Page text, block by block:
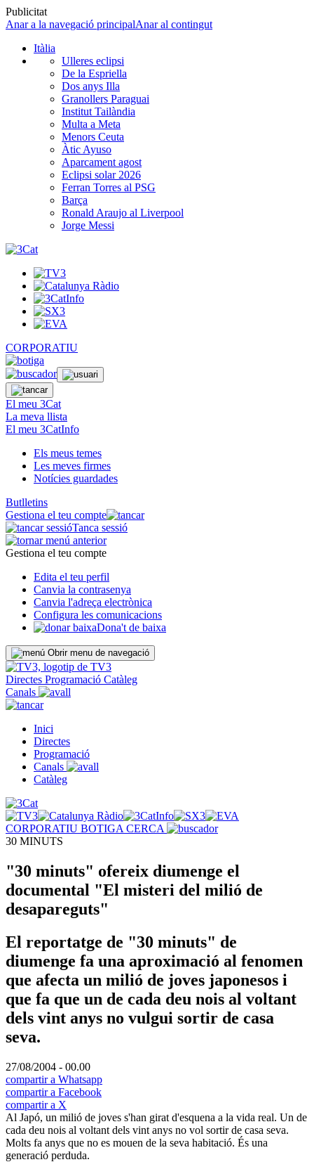
Publicitat
Anar a la navegació principalAnar al contingut
Itàlia
Ulleres eclipsi
De la Espriella
Dos anys Illa
Granollers Paraguai
Institut Tailàndia
Multa a Meta
Menors Ceuta
Àtic Ayuso
Aparcament agost
Eclipsi solar 2026
Ferran Torres al PSG
Barça
Ronald Araujo al Liverpool
Jorge Messi
CORPORATIU
El meu 3Cat
La meva llista
El meu 3CatInfo
Els meus temes
Les meves firmes
Notícies guardades
Butlletins
Gestiona el teu compte
Tanca sessió
Gestiona el teu compte
Edita el teu perfil
Canvia la contrasenya
Canvia l'adreça electrònica
Configura les comunicacions
Dona't de baixa
Obrir menu de navegació
Directes Programació Catàleg
Canals
Inici
Directes
Programació
Canals
Catàleg
CORPORATIU BOTIGA CERCA
30 MINUTS
"30 minuts" ofereix diumenge el
documental "El misteri del milió de
desapareguts"
El reportatge de "30 minuts" de
diumenge fa una aproximació al fenomen
que afecta un milió de joves japonesos i
que fa que un de cada deu nois al voltant
dels vint anys no vulgui sortir de casa
seva.
27/08/2004 - 00.00
compartir a Whatsapp
compartir a Facebook
compartir a X
Al Japó, un milió de joves s'han girat d'esquena a la vida real. Un de
cada deu nois al voltant dels vint anys no vol sortir de casa seva.
Molts fa anys que no es mouen de la seva habitació. És una
generació perduda.